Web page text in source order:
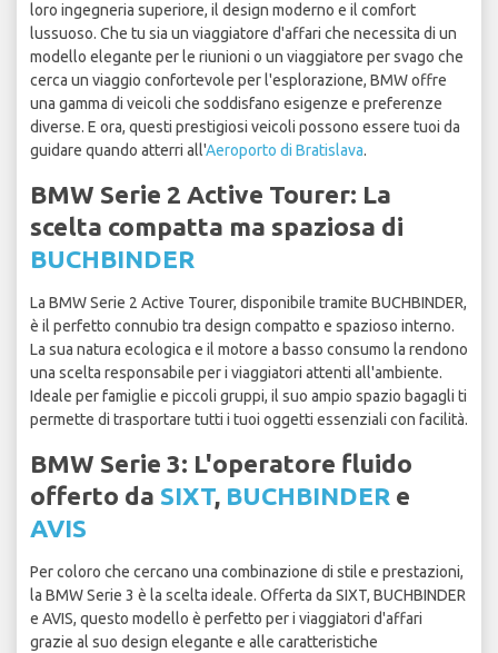
loro ingegneria superiore, il design moderno e il comfort
lussuoso. Che tu sia un viaggiatore d'affari che necessita di un
modello elegante per le riunioni o un viaggiatore per svago che
cerca un viaggio confortevole per l'esplorazione, BMW offre
una gamma di veicoli che soddisfano esigenze e preferenze
diverse. E ora, questi prestigiosi veicoli possono essere tuoi da
guidare quando atterri all'Aeroporto di Bratislava.
BMW Serie 2 Active Tourer: La
scelta compatta ma spaziosa di
BUCHBINDER
La BMW Serie 2 Active Tourer, disponibile tramite BUCHBINDER,
è il perfetto connubio tra design compatto e spazioso interno.
La sua natura ecologica e il motore a basso consumo la rendono
una scelta responsabile per i viaggiatori attenti all'ambiente.
Ideale per famiglie e piccoli gruppi, il suo ampio spazio bagagli ti
permette di trasportare tutti i tuoi oggetti essenziali con facilità.
BMW Serie 3: L'operatore fluido
offerto da SIXT, BUCHBINDER e
AVIS
Per coloro che cercano una combinazione di stile e prestazioni,
la BMW Serie 3 è la scelta ideale. Offerta da SIXT, BUCHBINDER
e AVIS, questo modello è perfetto per i viaggiatori d'affari
grazie al suo design elegante e alle caratteristiche